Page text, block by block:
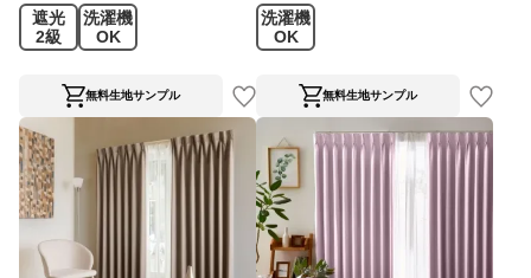
遮光
2級
洗濯機
OK
無料生地サンプル
洗濯機
OK
無料生地サンプル